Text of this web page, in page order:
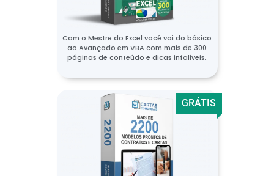
Com o Mestre do Excel você vai do básico
ao Avançado em VBA com mais de 300
páginas de conteúdo e dicas infalíveis.
GRÁTIS